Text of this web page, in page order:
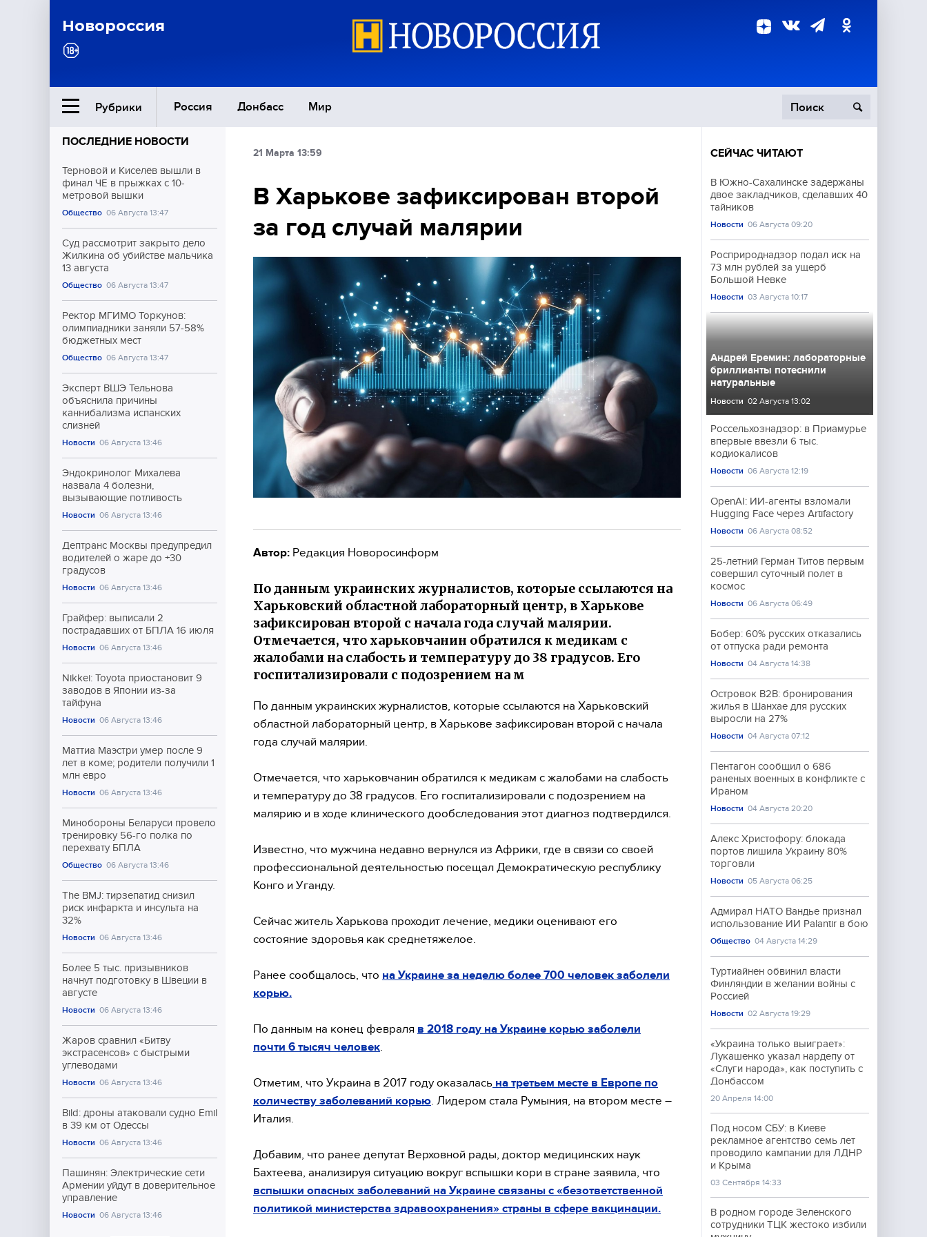
Новороссия
Рубрики Россия Донбасс Мир
Ближний Восток
Общество
Экономика
Происшествия
Культура
Спорт
ПОСЛЕДНИЕ НОВОСТИ
Терновой и Киселёв вышли в
финал ЧЕ в прыжках с 10-
метровой вышки
Общество 06 Августа 13:47
Суд рассмотрит закрыто дело
Жилкина об убийстве мальчика
13 августа
Общество 06 Августа 13:47
Ректор МГИМО Торкунов:
олимпиадники заняли 57-58%
бюджетных мест
Общество 06 Августа 13:47
Эксперт ВШЭ Тельнова
объяснила причины
каннибализма испанских
слизней
Новости 06 Августа 13:46
Эндокринолог Михалева
назвала 4 болезни,
вызывающие потливость
Новости 06 Августа 13:46
Дептранс Москвы предупредил
водителей о жаре до +30
градусов
Новости 06 Августа 13:46
Грайфер: выписали 2
пострадавших от БПЛА 16 июля
Новости 06 Августа 13:46
Nikkei: Toyota приостановит 9
заводов в Японии из-за
тайфуна
Новости 06 Августа 13:46
Маттиа Маэстри умер после 9
лет в коме; родители получили 1
млн евро
Новости 06 Августа 13:46
Минобороны Беларуси провело
тренировку 56-го полка по
перехвату БПЛА
Общество 06 Августа 13:46
The BMJ: тирзепатид снизил
риск инфаркта и инсульта на
32%
Новости 06 Августа 13:46
Более 5 тыс. призывников
начнут подготовку в Швеции в
августе
Новости 06 Августа 13:46
Жаров сравнил «Битву
экстрасенсов» с быстрыми
углеводами
Новости 06 Августа 13:46
Bild: дроны атаковали судно Emil
в 39 км от Одессы
Новости 06 Августа 13:46
Пашинян: Электрические сети
Армении уйдут в доверительное
управление
Новости 06 Августа 13:46
21 Марта 13:59
В Харькове зафиксирован второй
за год случай малярии
Автор: Редакция Новоросинформ
По данным украинских журналистов, которые ссылаются на
Харьковский областной лабораторный центр, в Харькове
зафиксирован второй с начала года случай малярии.
Отмечается, что харьковчанин обратился к медикам с
жалобами на слабость и температуру до 38 градусов. Его
госпитализировали с подозрением на м
По данным украинских журналистов, которые ссылаются на Харьковский
областной лабораторный центр, в Харькове зафиксирован второй с начала
года случай малярии.
Отмечается, что харьковчанин обратился к медикам с жалобами на слабость
и температуру до 38 градусов. Его госпитализировали с подозрением на
малярию и в ходе клинического дообследования этот диагноз подтвердился.
Известно, что мужчина недавно вернулся из Африки, где в связи со своей
профессиональной деятельностью посещал Демократическую республику
Конго и Уганду.
Сейчас житель Харькова проходит лечение, медики оценивают его
состояние здоровья как среднетяжелое.
Ранее сообщалось, что на Украине за неделю более 700 человек заболели
корью.
По данным на конец февраля в 2018 году на Украине корью заболели
почти 6 тысяч человек
Отметим, что Украина в 2017 году оказалась на третьем месте в Европе по
количеству заболеваний корью . Лидером стала Румыния, на втором месте –
Италия.
Добавим, что ранее депутат Верховной рады, доктор медицинских наук
Бахтеева, анализируя ситуацию вокруг вспышки кори в стране заявила, что
вспышки опасных заболеваний на Украине связаны с «безответственной
политикой министерства здравоохранения» страны в сфере вакцинации.
СЕЙЧАС ЧИТАЮТ
В Южно-Сахалинске задержаны
двое закладчиков, сделавших 40
тайников
Новости 06 Августа 09:20
Росприроднадзор подал иск на
73 млн рублей за ущерб
Большой Невке
Новости 03 Августа 10:17
Андрей Еремин: лабораторные
бриллианты потеснили
натуральные
Новости 02 Августа 13:02
Россельхознадзор: в Приамурье
впервые ввезли 6 тыс.
кодиокалисов
Новости 06 Августа 12:19
OpenAI: ИИ-агенты взломали
Hugging Face через Artifactory
Новости 06 Августа 08:52
25-летний Герман Титов первым
совершил суточный полет в
космос
Новости 06 Августа 06:49
Бобер: 60% русских отказались
от отпуска ради ремонта
Новости 04 Августа 14:38
Островок B2B: бронирования
жилья в Шанхае для русских
выросли на 27%
Новости 04 Августа 07:12
Пентагон сообщил о 686
раненых военных в конфликте с
Ираном
Новости 04 Августа 20:20
Алекс Христофору: блокада
портов лишила Украину 80%
торговли
Новости 05 Августа 06:25
Адмирал НАТО Вандье признал
использование ИИ Palantir в бою
Общество 04 Августа 14:29
Туртиайнен обвинил власти
Финляндии в желании войны с
Россией
Новости 02 Августа 19:29
«Украина только выиграет»:
Лукашенко указал нардепу от
«Слуги народа», как поступить с
Донбассом
20 Апреля 14:00
Под носом СБУ: в Киеве
рекламное агентство семь лет
проводило кампании для ЛДНР
и Крыма
03 Сентября 14:33
В родном городе Зеленского
сотрудники ТЦК жестоко избили